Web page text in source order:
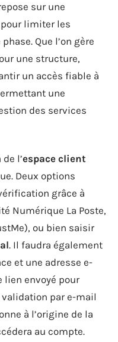
sur une
limiter les
Que l’on gère
une structure,
un accès fiable à
une
des services
l’espace client
Deux options
grâce à
Numérique La Poste,
ou bien saisir
. Il faudra également
et une adresse e-
envoyé pour
validation par e-mail
à l’origine de la
au compte.